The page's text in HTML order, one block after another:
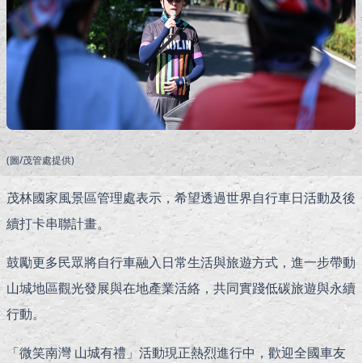
(圖/茂管處提供)
茂林國家風景區管理處表示，希望透過世界自行車日活動及後
續打卡串聯計畫。
鼓勵更多民眾將自行車融入日常生活與旅遊方式，進一步帶動
山城地區觀光發展與在地產業活絡，共同實踐低碳旅遊與永續
行動。
「微笑南灣 山城有禮」活動現正熱烈進行中，歡迎全國車友